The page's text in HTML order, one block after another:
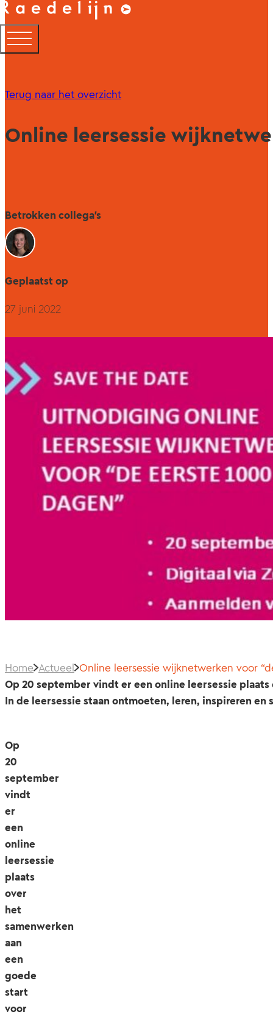
Terug naar het overzicht
Online leersessie
Betrokken collega's
Geplaatst op
27 juni 2022
Home Actueel Online leersessie wijknetwerken voor
Op 20 september vindt er een online leersessie
In de leersessie staan ontmoeten, leren, inspireren en
Op
20
september
vindt
er
een
online
leersessie
plaats
over
het
samenwerken
aan
een
goede
start
voor